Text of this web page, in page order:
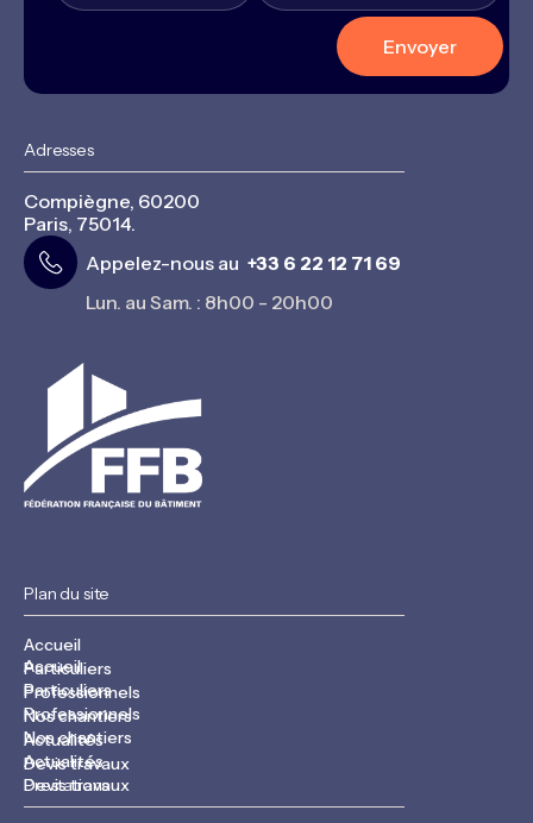
Plan du site
Accueil
Accueil
Particuliers
Particuliers
Professionnels
Professionnels
Nos chantiers
Nos chantiers
Actualités
Actualités
Devis travaux
Devis travaux
Prestations
Adresses
Compiègne, 60200
Paris, 75014.
Appelez-nous au +33 6 22 12 71 69
Lun. au Sam. : 8h00 - 20h00